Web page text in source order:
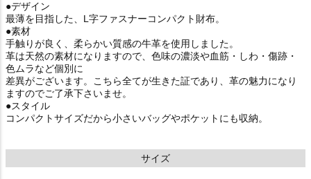
●デザイン
最薄を目指した、L字ファスナーコンパクト財布。
●素材
手触りが良く、柔らかい質感の牛革を使用しました。
革は天然の素材になりますので、色味の濃淡や血筋・しわ・傷跡・
色ムラなど個別に
差異がございます。こちら全てが生きた証であり、革の魅力になり
ますのでご了承下さいませ。
●スタイル
コンパクトサイズだから小さいバッグやポケットにも収納。
サイズ